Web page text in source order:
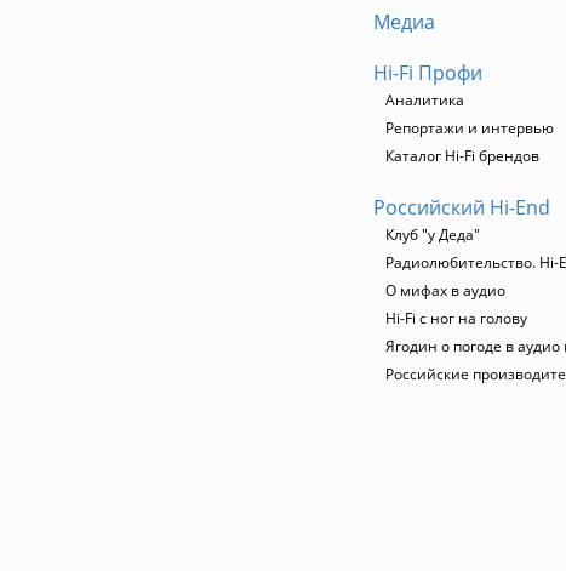
Медиа
Hi-Fi Профи
Аналитика
Репортажи и интервью
Каталог Hi-Fi брендов
Российский Hi-End
Клуб "у Деда"
Радиолюбительство. Hi-
О мифах в аудио
Hi-Fi с ног на голову
Ягодин о погоде в аудио
Российские